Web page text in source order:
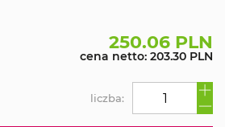
250.06 PLN
cena netto: 203.30 PLN
liczba: